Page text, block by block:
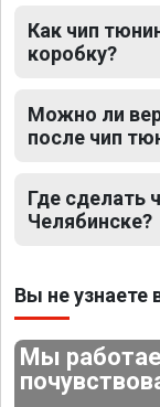
Как чип
коробку?
Можно ли
после чип
Где сделать
Челябинске?
Вы не узнаете
Мы